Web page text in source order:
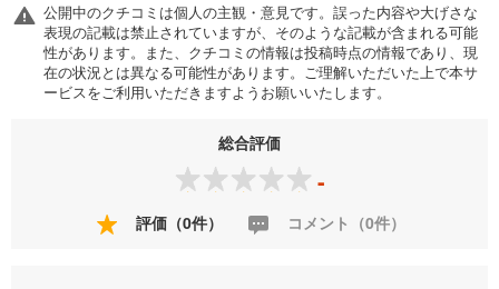
公開中のクチコミは個人の主観・意見です。誤った内容や大げさな
表現の記載は禁止されていますが、そのような記載が含まれる可能
性があります。また、クチコミの情報は投稿時点の情報であり、現
在の状況とは異なる可能性があります。ご理解いただいた上で本サ
ービスをご利用いただきますようお願いいたします。
総合評価
-
評価（0件） コメント（0件）